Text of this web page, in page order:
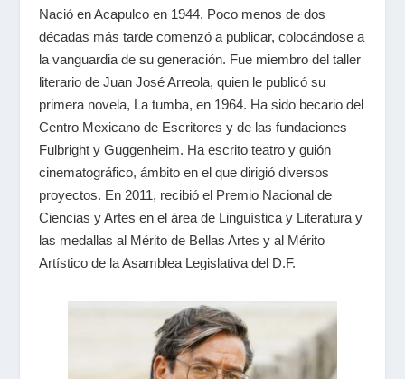
Nació en Acapulco en 1944. Poco menos de dos
décadas más tarde comenzó a publicar, colocándose a
la vanguardia de su generación. Fue miembro del taller
literario de Juan José Arreola, quien le publicó su
primera novela, La tumba, en 1964. Ha sido becario del
Centro Mexicano de Escritores y de las fundaciones
Fulbright y Guggenheim. Ha escrito teatro y guión
cinematográfico, ámbito en el que dirigió diversos
proyectos. En 2011, recibió el Premio Nacional de
Ciencias y Artes en el área de Linguística y Literatura y
las medallas al Mérito de Bellas Artes y al Mérito
Artístico de la Asamblea Legislativa del D.F.